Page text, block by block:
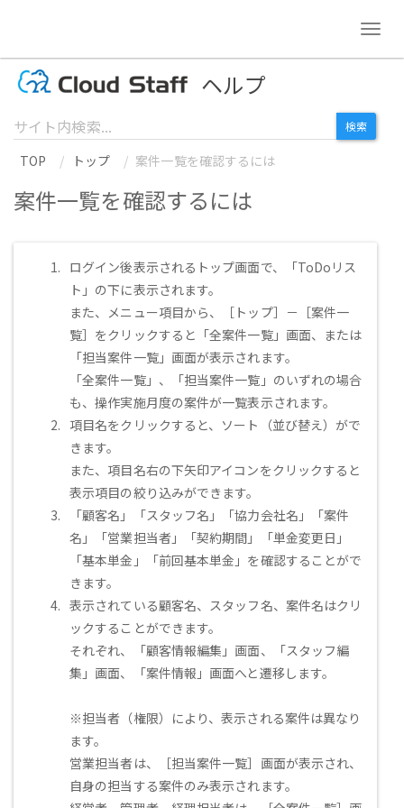
ヘルプ
TOP トップ 案件一覧を確認するには
案件一覧を確認するには
ログイン後表示されるトップ画面で、「ToDoリス
ト」の下に表示されます。
また、メニュー項目から、［トップ］－［案件一
覧］をクリックすると「全案件一覧」画面、または
「担当案件一覧」画面が表示されます。
「全案件一覧」、「担当案件一覧」のいずれの場合
も、操作実施月度の案件が一覧表示されます。
項目名をクリックすると、ソート（並び替え）がで
きます。
また、項目名右の下矢印アイコンをクリックすると
表示項目の絞り込みができます。
「顧客名」「スタッフ名」「協力会社名」「案件
名」「営業担当者」「契約期間」「単金変更日」
「基本単金」「前回基本単金」を確認することがで
きます。
表示されている顧客名、スタッフ名、案件名はクリ
ックすることができます。
それぞれ、「顧客情報編集」画面、「スタッフ編
集」画面、「案件情報」画面へと遷移します。
※担当者（権限）により、表示される案件は異なり
ます。
営業担当者は、［担当案件一覧］画面が表示され、
自身の担当する案件のみ表示されます。